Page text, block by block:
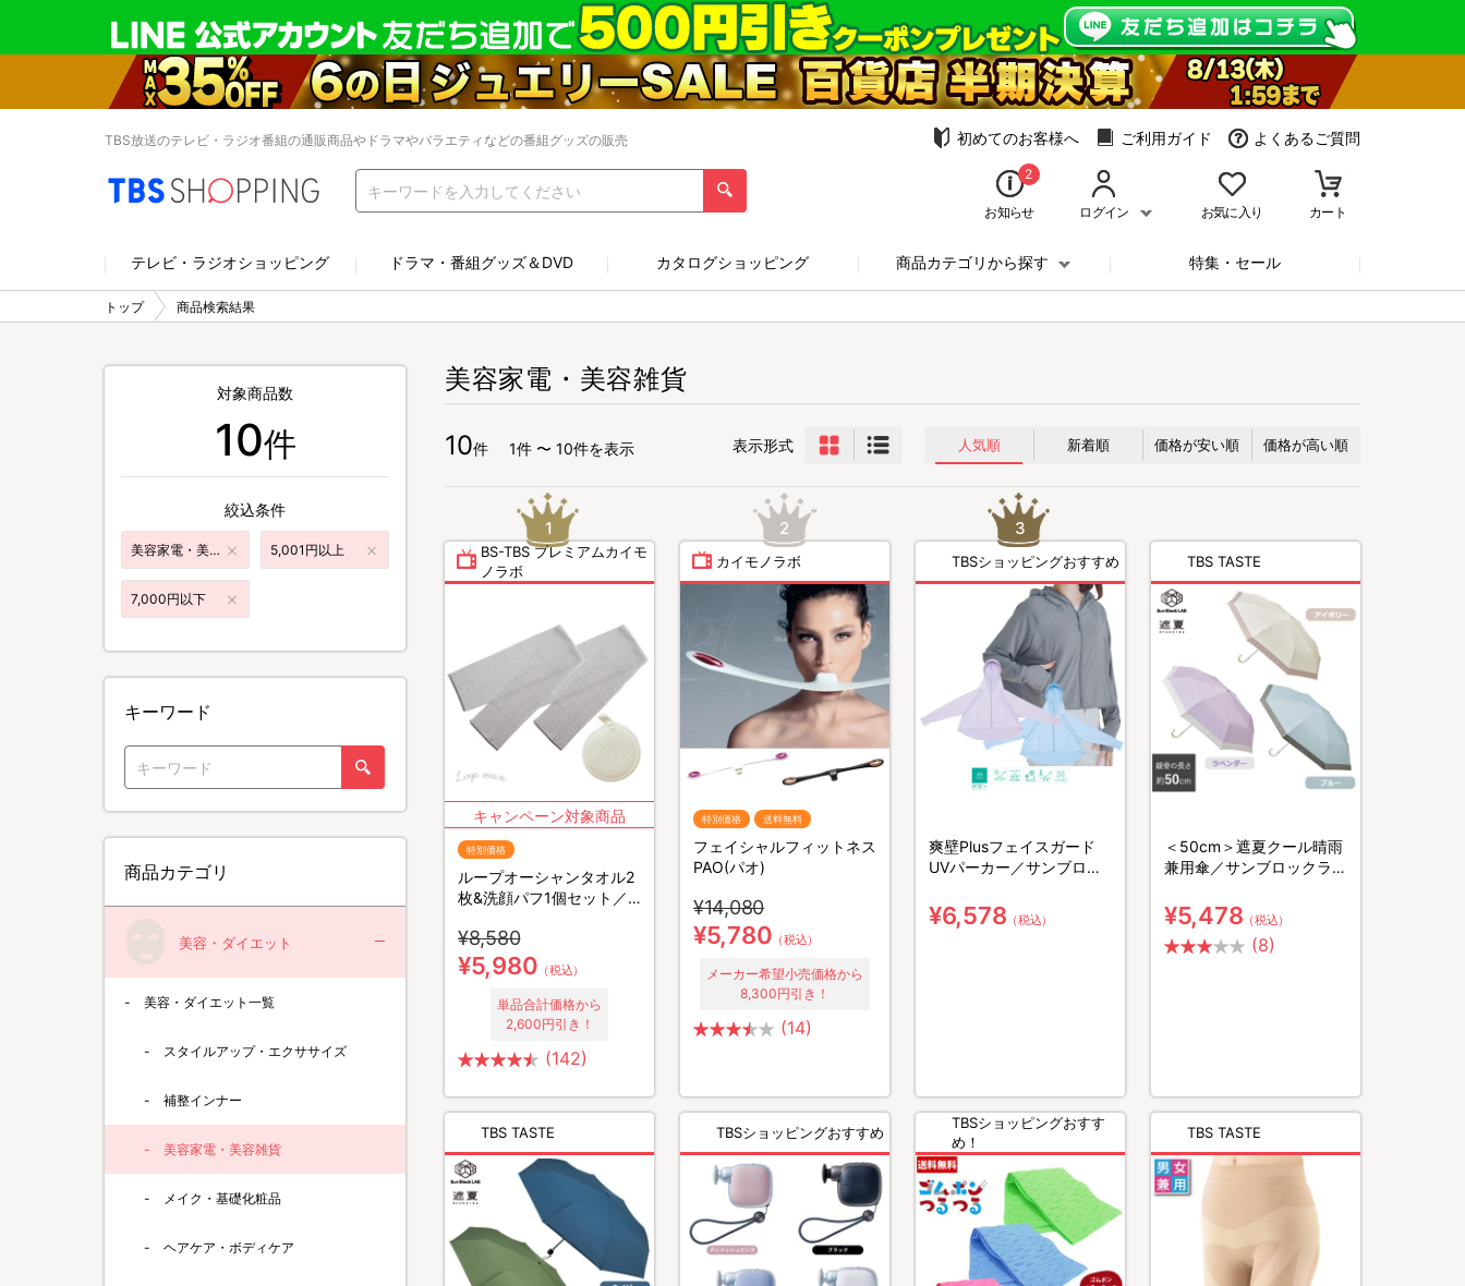
TBS放送のテレビ・ラジオ番組の通販商品やドラマやバラエティなどの番組グッズの販売 初めてのお客様へ ご利用ガイド よくあるご質問
2
お知らせ ログイン お気に入り カート
テレビ・ラジオショッピング ドラマ・番組グッズ＆DVD カタログショッピング 商品カテゴリから探す 特集・セール
トップ 商品検索結果
美容家電・美容雑貨
10件 1件 〜 10件を表示 表示形式 人気順 新着順 価格が安い順 価格が高い順
BS-TBS プレミアムカイモ
ノラボ
特別価格
ループオーシャンタオル2
枚&洗顔パフ1個セット／
¥8,580
¥5,980 （税込）
単品合計価格から
2,600円引き！
(142)
カイモノラボ
特別価格 送料無料
フェイシャルフィットネス
PAO(パオ)
¥14,080
¥5,780 （税込）
メーカー希望小売価格から
8,300円引き！
(14)
TBSショッピングおすすめ
爽壁Plusフェイスガード
UVパーカー／サンブロッ
99.9%／紫外線対策／接触
冷感
¥6,578 （税込）
TBS TASTE
＜50cm＞遮夏クール晴雨
兼用傘／サンブロックラボ
ト率99.9%／紫外線対策／
放射冷却
¥5,478 （税込）
(8)
TBS TASTE TBSショッピングおすすめ
TBSショッピングおすす
め！
TBS TASTE
対象商品数
10件
絞込条件
美容家電・美容雑貨 5,001円以上
7,000円以下
キーワード
商品カテゴリ
美容・ダイエット
美容・ダイエット一覧
スタイルアップ・エクササイズ
補整インナー
美容家電・美容雑貨
メイク・基礎化粧品
ヘアケア・ボディケア